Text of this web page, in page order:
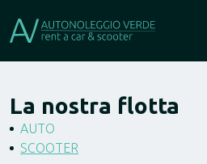
La nostra flotta
AUTO
SCOOTER